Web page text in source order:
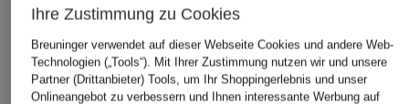
Ihre Zustimmung zu Cookies
Breuninger verwendet auf dieser Webseite Cookies und andere Web-
Technologien („Tools“). Mit Ihrer Zustimmung nutzen wir und unsere
Partner (Drittanbieter) Tools, um Ihr Shoppingerlebnis und unser
Onlineangebot zu verbessern und Ihnen interessante Werbung auf